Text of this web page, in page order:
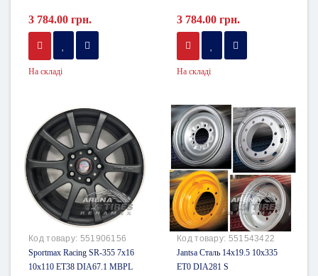
3 784.00 грн.
На складі
3 784.00 грн.
На складі
Код товару: 551906156
Sportmax Racing SR-355 7x16
10x110 ET38 DIA67.1 MBPL
Код товару: 551543422
Jantsa Сталь 14x19.5 10x335
ET0 DIA281 S